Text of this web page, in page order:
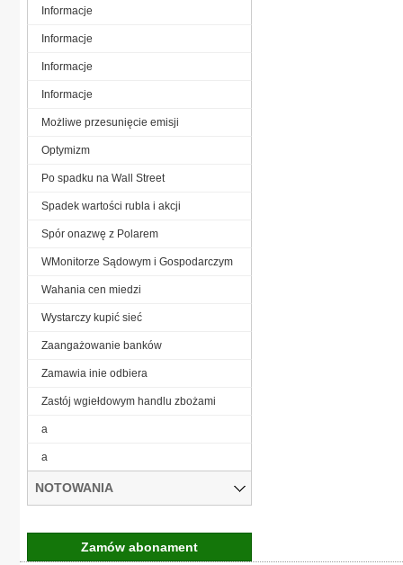
Informacje
Informacje
Informacje
Informacje
Możliwe przesunięcie emisji
Optymizm
Po spadku na Wall Street
Spadek wartości rubla i akcji
Spór onazwę z Polarem
WMonitorze Sądowym i Gospodarczym
Wahania cen miedzi
Wystarczy kupić sieć
Zaangażowanie banków
Zamawia inie odbiera
Zastój wgiełdowym handlu zbożami
a
a
NOTOWANIA
Zamów abonament